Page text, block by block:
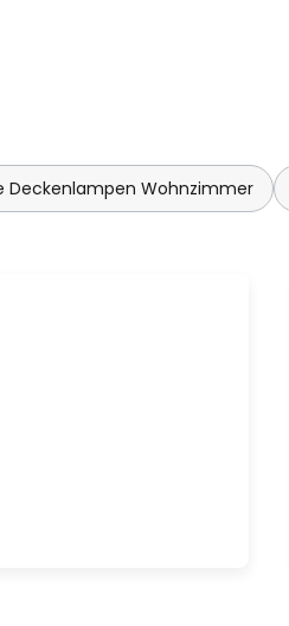
Deckenlampen Wohnzimmer